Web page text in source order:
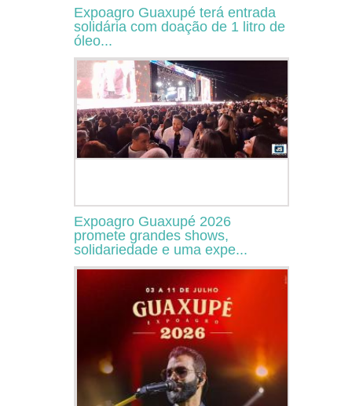
Expoagro Guaxupé terá entrada
solidária com doação de 1 litro de
óleo...
Expoagro Guaxupé 2026
promete grandes shows,
solidariedade e uma expe...